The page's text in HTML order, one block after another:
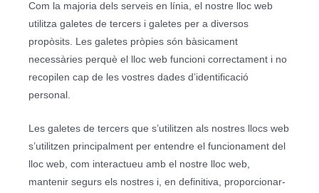
Com la majoria dels serveis en línia, el nostre lloc web
utilitza galetes de tercers i galetes per a diversos
propòsits. Les galetes pròpies són bàsicament
necessàries perquè el lloc web funcioni correctament i no
recopilen cap de les vostres dades d’identificació
personal.
Les galetes de tercers que s’utilitzen als nostres llocs web
s’utilitzen principalment per entendre el funcionament del
lloc web, com interactueu amb el nostre lloc web,
mantenir segurs els nostres i, en definitiva, proporcionar-